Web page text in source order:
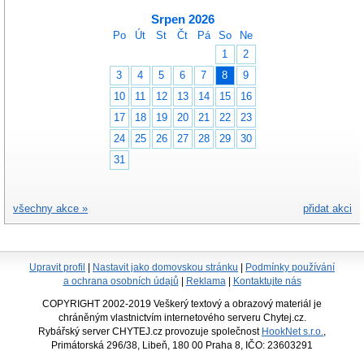
Srpen 2026
Po Út St Čt Pá So
Ne
1
2
3
4 5 6 7 8
9
10
11 12 13 14 15
16
17
18 19 20 21 22
23
24
25 26 27 28 29
30
31
přidat akci
všechny akce »
Upravit profil Nastavit jako domovskou stránku
Podmínky používání
a ochrana osobních údajů
Reklama Kontaktujte nás
COPYRIGHT 2002-2019 Veškerý textový a obrazový materiál je
chráněným vlastnictvím internetového serveru Chytej.cz.
Rybářský server CHYTEJ.cz provozuje společnost HookNet s.r.o.
Primátorská 296/38, Libeň, 180 00 Praha 8, IČO: 23603291